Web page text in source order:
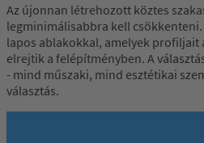
Az újonnan létrehozott köztes
legminimálisabbra kell
lapos ablakokkal, amelyek profiljait
elrejtik a felépítményben. A
- mind műszaki, mind esztétikai
választás.